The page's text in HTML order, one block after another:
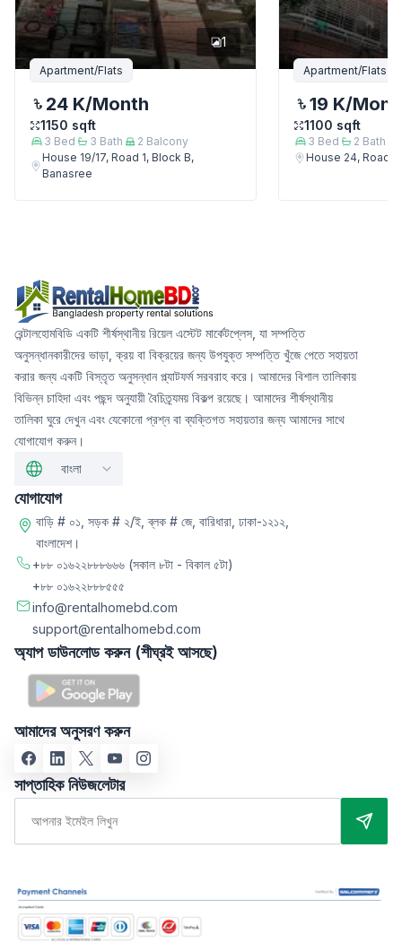
1
Apartment/Flats
24 K/Month
1150 sqft
3 Bed 3 Bath 2 Balcony
House 19/17, Road 1, Block B,
Banasree
Apartment/Flats
19 K/
1100 sqft
3 Bed 2 Bath
House 24, Road
রেন্টালহোমবিডি একটি শীর্ষস্থানীয় রিয়েল এস্টেট মার্কেটপ্লেস, যা সম্পত্তি
অনুসন্ধানকারীদের ভাড়া, ক্রয় বা বিক্রয়ের জন্য উপযুক্ত সম্পত্তি খুঁজে পেতে সহায়তা
করার জন্য একটি বিস্তৃত অনুসন্ধান প্ল্যাটফর্ম সরবরাহ করে। আমাদের বিশাল তালিকায়
বিভিন্ন চাহিদা এবং পছন্দ অনুযায়ী বৈচিত্র্যময় বিকল্প রয়েছে। আমাদের শীর্ষস্থানীয়
তালিকা ঘুরে দেখুন এবং যেকোনো প্রশ্ন বা ব্যক্তিগত সহায়তার জন্য আমাদের সাথে
যোগাযোগ করুন।
বাংলা
যোগাযোগ
বাড়ি # ০১, সড়ক # ২/ই, ব্লক # জে, বারিধারা, ঢাকা-১২১২,
বাংলাদেশ।
+৮৮ ০১৬২২৮৮৮৬৬৬ (সকাল ৮টা - বিকাল ৫টা)
+৮৮ ০১৬২২৮৮৮৫৫৫
info@rentalhomebd.com
support@rentalhomebd.com
অ্যাপ ডাউনলোড করুন (শীঘ্রই আসছে)
আমাদের অনুসরণ করুন
সাপ্তাহিক নিউজলেটার